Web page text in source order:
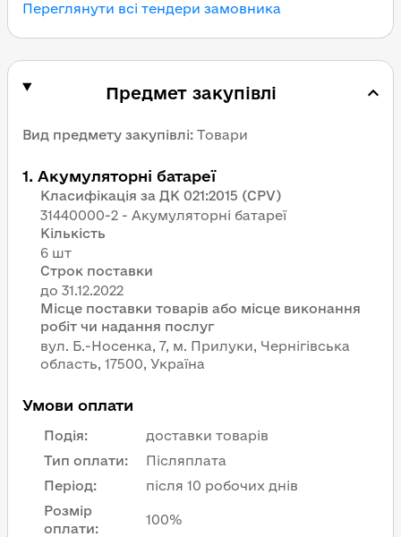
Переглянути всі тендери замовника
Предмет закупівлі
Вид предмету закупівлі: Товари
1. Акумуляторні батареї
Класифікація за ДК 021:2015 (CPV)
31440000-2 - Акумуляторні батареї
Кількість
6 шт
Строк поставки
Місце поставки товарів або місце виконання
робіт чи надання послуг
вул. Б.-Носенка, 7, м. Прилуки, Чернігівська
область, 17500, Україна
Умови оплати
Подія:
доставки товарів
Тип оплати:
Післяплата
Період:
після 10 робочих днів
Розмір
оплати:
100%